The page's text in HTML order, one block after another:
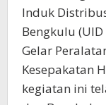
Induk
Bengkulu
Gelar
Kesepakatan
kegiatan ini